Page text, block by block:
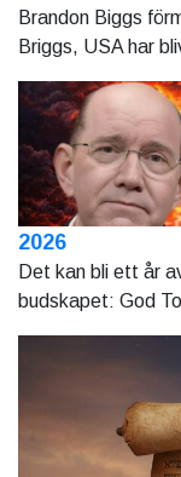
Brandon Biggs
Briggs, USA har
2026
Det kan bli ett år
budskapet: God